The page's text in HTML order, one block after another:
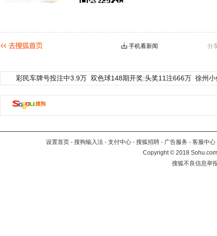
分
手机看新闻
彩民车牌号投注中3.9万 双色球148期开奖:头奖11注666万 徐州
设置首页 - 搜狗输入法 - 支付中心 - 搜狐招聘 - 广告服务 - 客服中心
Copyright©2018
搜狐不良信息举